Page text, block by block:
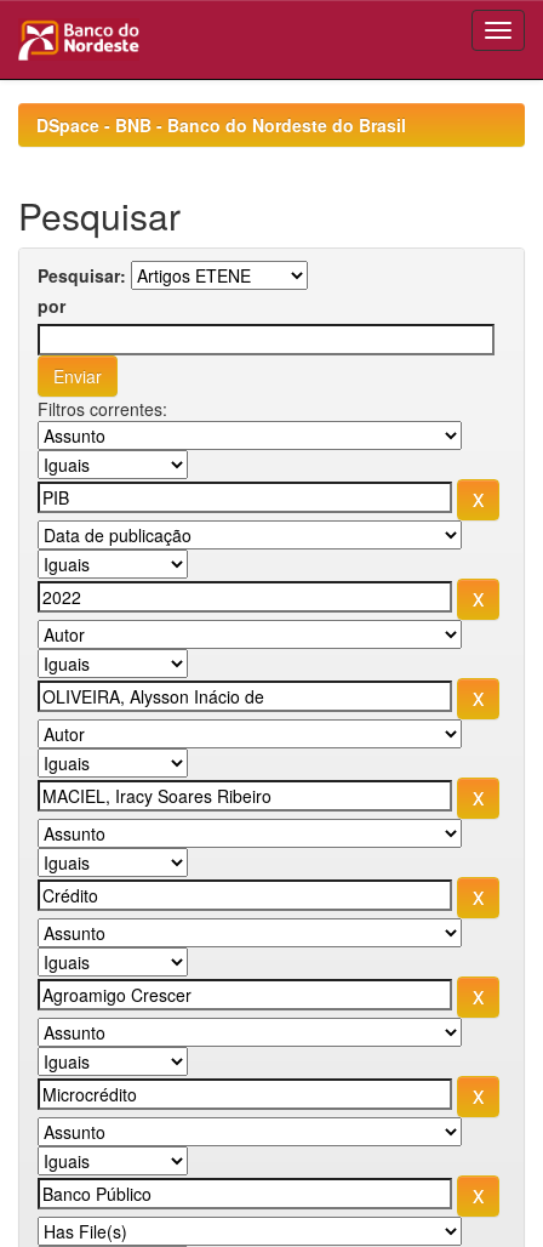
navigationDSpace - BNB - Banco do Nordeste do Brasil
Pesquisar
Pesquisar:
por
Filtros correntes: